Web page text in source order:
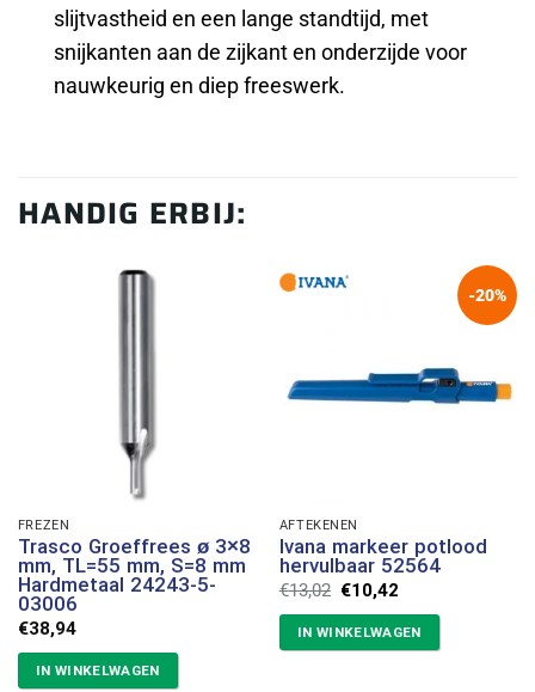
slijtvastheid en een lange standtijd, met
snijkanten aan de zijkant en onderzijde voor
nauwkeurig en diep freeswerk.
HANDIG ERBIJ:
FREZEN
Trasco Groeffrees ø 3×8
mm, TL=55 mm, S=8 mm
Hardmetaal 24243-5-
03006
€38,94
IN WINKELWAGEN
-20%
AFTEKENEN
Ivana markeer potlood
hervulbaar 52564
€13,02 Oorspronkelijke
was:
€13,02.
€10,42
is:
€10,42.
IN WINKELWAGEN